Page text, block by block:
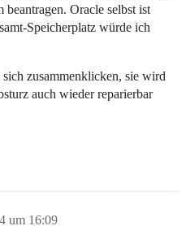
Oracle selbst ist
Speicherplatz würde ich
zusammenklicken, sie wird
auch wieder reparierbar
um 16:09